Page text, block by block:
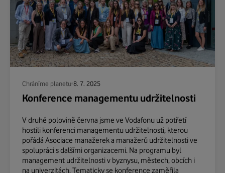
Chráníme planetu 8. 7. 2025
Konference managementu udržitelnosti
V druhé polovině června jsme ve Vodafonu už potřetí
hostili konferenci managementu udržitelnosti, kterou
pořádá Asociace manažerek a manažerů udržitelnosti ve
spolupráci s dalšími organizacemi. Na programu byl
management udržitelnosti v byznysu, městech, obcích i
na univerzitách. Tematicky se konference zaměřila